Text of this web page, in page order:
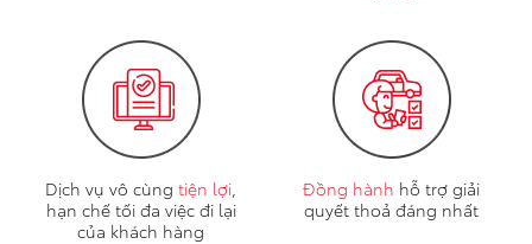
Dịch vụ vô cùng tiện lợi,
hạn chế tối đa việc đi lại
của khách hàng
Đồng hành hỗ trợ giải
quyết thoả đáng nhất